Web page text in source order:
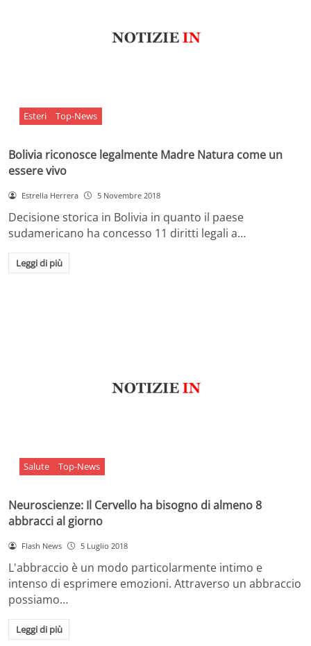
Esteri Top-News
Bolivia riconosce legalmente Madre Natura come un
essere vivo
Estrella Herrera 5 Novembre 2018
Decisione storica in Bolivia in quanto il paese
sudamericano ha concesso 11 diritti legali a…
Leggi di più
Salute Top-News
Neuroscienze: Il Cervello ha bisogno di almeno 8
abbracci al giorno
Flash News 5 Luglio 2018
L'abbraccio è un modo particolarmente intimo e
intenso di esprimere emozioni. Attraverso un abbraccio
possiamo…
Leggi di più